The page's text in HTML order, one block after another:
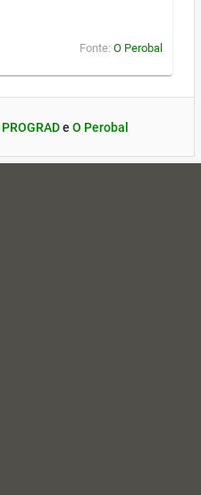
Fonte: O Perobal
PROGRADe O Perobal